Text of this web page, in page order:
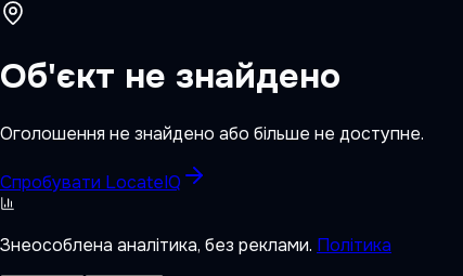
Об'єкт не знайдено
Оголошення не знайдено або більше не доступне.
Спробувати LocateIQ
Знеособлена аналітика, без реклами. Політика